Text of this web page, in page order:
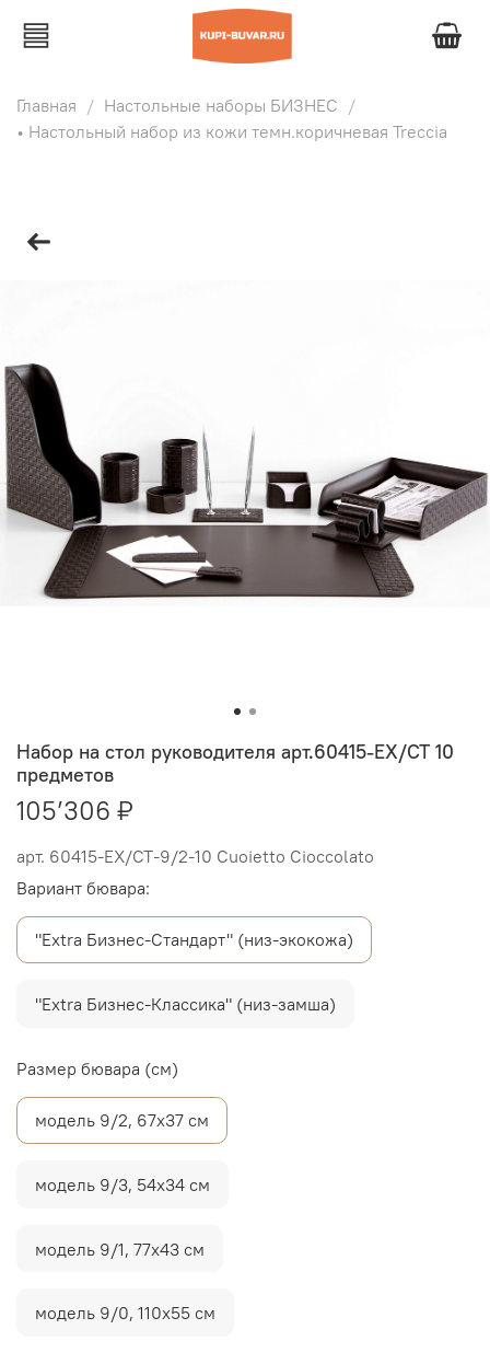
Главная
Настольные наборы БИЗНЕС
• Настольный набор из кожи темн.коричневая Treccia
арт. 60415-EX/СТ-9/2-10 Cuoietto Cioccolato
Набор на стол руководителя арт.60415-EX/СТ 10
предметов
105’306 ₽
Вариант бювара:
"Extra Бизнес-Стандарт" (низ-экокожа)
"Extra Бизнес-Классика" (низ-замша)
Размер бювара (см)
модель 9/2, 67х37 см
модель 9/3, 54х34 см
модель 9/1, 77х43 см
модель 9/0, 110х55 см